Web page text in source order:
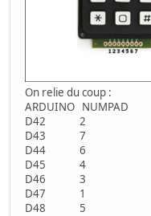
On relie du coup :
ARDUINO NUMPAD
D42 2
D43 7
D44 6
D45 4
D46 3
D47 1
D48 5